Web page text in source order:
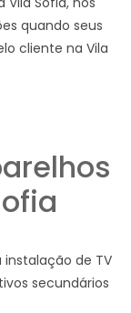
quando seus
cliente na Vila
de TV
secundários